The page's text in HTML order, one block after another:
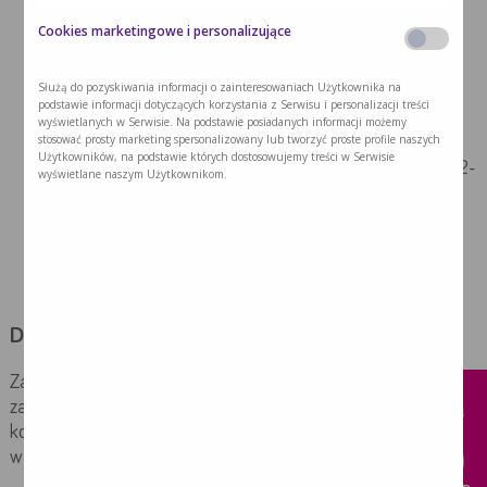
wykonaniu zabiegu.
przez 2-3 dni unikać ekstremalnego przegrzania i
nasłonecznienia,
nie spać i nie odpoczywać leżąc płasko; przez okres 2-
Dieta po zabiegu chirurgii szczękowej
Zabiegi chirurgii szczękowo-twarzowej odbywają się
zazwyczaj w okolicy jamy ustnej, co wpływa na możliwości i
komfort jedzenia. Dlatego przy rekonwalescencji bardzo
ważna jest dieta.
Cookies marketingowe i personalizujące
Służą do pozyskiwania informacji o zainteresowaniach Użytkownika na
podstawie informacji dotyczących korzystania z Serwisu i personalizacji treści
wyświetlanych w Serwisie. Na podstawie posiadanych informacji możemy
stosować prosty marketing spersonalizowany lub tworzyć proste profile naszych
Użytkowników, na podstawie których dostosowujemy treści w Serwisie
wyświetlane naszym Użytkownikom.